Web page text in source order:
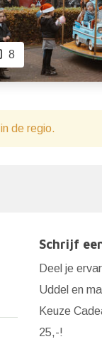
8
in de regio.
Schrijf
Deel je
Uddel en
Keuze
25,-!